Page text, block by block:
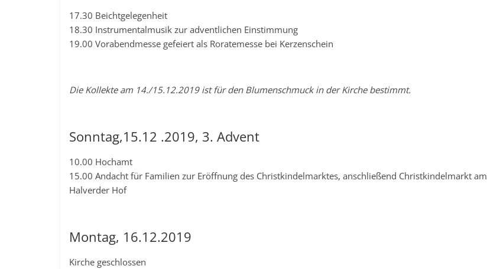
17.30 Beichtgelegenheit
18.30 Instrumentalmusik zur adventlichen Einstimmung
19.00 Vorabendmesse gefeiert als Roratemesse bei Kerzenschein
Die Kollekte am 14./15.12.2019 ist für den Blumenschmuck in der Kirche bestimmt.
Sonntag,15.12 .2019, 3. Advent
10.00 Hochamt
15.00 Andacht für Familien zur Eröffnung des Christkindelmarktes, anschließend Christkindelmarkt am
Halverder Hof
Montag, 16.12.2019
Kirche geschlossen